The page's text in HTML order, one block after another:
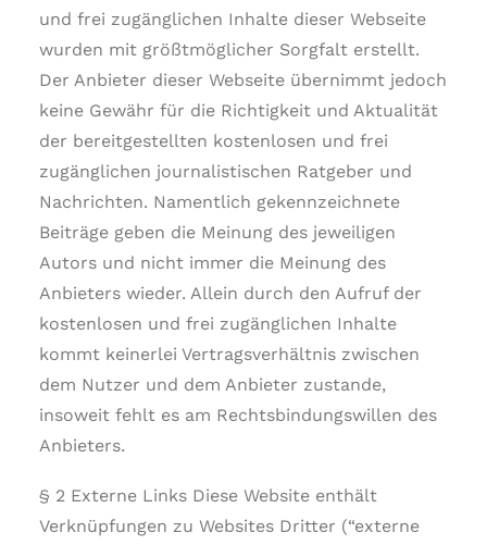
und frei zugänglichen Inhalte dieser Webseite
wurden mit größtmöglicher Sorgfalt erstellt.
Der Anbieter dieser Webseite übernimmt jedoch
keine Gewähr für die Richtigkeit und Aktualität
der bereitgestellten kostenlosen und frei
zugänglichen journalistischen Ratgeber und
Nachrichten. Namentlich gekennzeichnete
Beiträge geben die Meinung des jeweiligen
Autors und nicht immer die Meinung des
Anbieters wieder. Allein durch den Aufruf der
kostenlosen und frei zugänglichen Inhalte
kommt keinerlei Vertragsverhältnis zwischen
dem Nutzer und dem Anbieter zustande,
insoweit fehlt es am Rechtsbindungswillen des
Anbieters.
§ 2 Externe Links Diese Website enthält
Verknüpfungen zu Websites Dritter (“externe